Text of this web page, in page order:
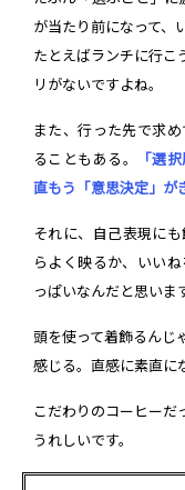
が当たり前になって、
たとえばランチに行こ
リがないですよね。
また、行った先で求
ることもある。
「選
直もう「意思決定」が
それに、自己表現に
らよく映るか、いい
っぱいなんだと思いま
頭を使って着飾るんじ
感じる。直感に素直に
こだわりのコーヒーだ
うれしいです。